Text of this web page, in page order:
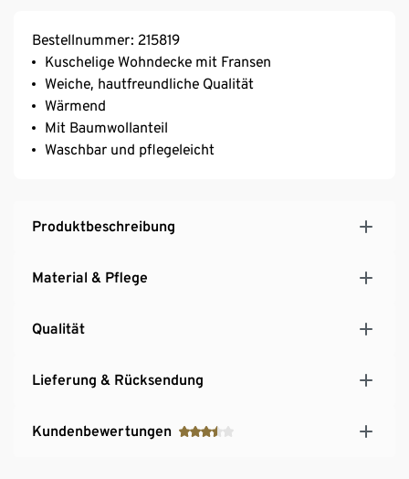
Bestellnummer: 215819
Kuschelige Wohndecke mit Fransen
Weiche, hautfreundliche Qualität
Wärmend
Mit Baumwollanteil
Waschbar und pflegeleicht
Produktbeschreibung
Material & Pflege
Qualität
Lieferung & Rücksendung
Kundenbewertungen